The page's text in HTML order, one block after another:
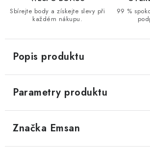
Sbírejte body a získejte slevy při
každém nákupu.
99 %
Popis produktu
Parametry produktu
Značka Emsan